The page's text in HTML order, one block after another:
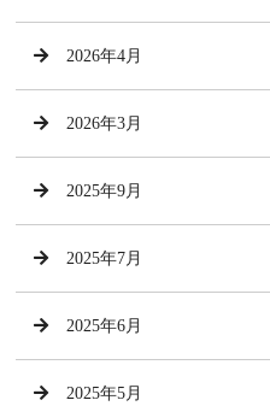
2026年4月
2026年3月
2025年9月
2025年7月
2025年6月
2025年5月